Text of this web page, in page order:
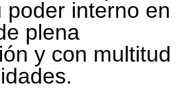
poder interno en
plena
y con multitud